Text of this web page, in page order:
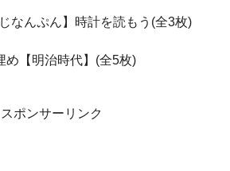
なんぷん】時計を読もう(全3枚)
め【明治時代】(全5枚)
スポンサーリンク